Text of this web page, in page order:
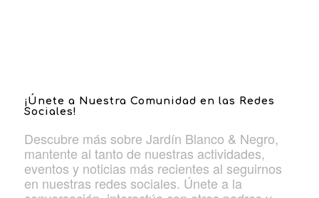
¡Únete a Nuestra Comunidad en las Redes
Sociales!
Descubre más sobre Jardín Blanco & Negro,
mantente al tanto de nuestras actividades,
eventos y noticias más recientes al seguirnos
en nuestras redes sociales. Únete a la